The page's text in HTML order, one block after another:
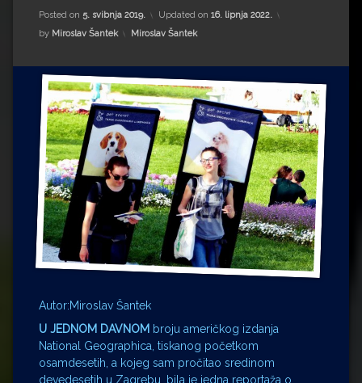
Drugi autori
Drugi autori
Matea Andrić
Ljiljana Lekanić-Kljaić
Željko Krznarić
Mario Lovreković
Miroslav Šantek
Posted on 5. svibnja 2019. Updated on 16. lipnja 2022.
by Miroslav Šantek Kategorije:
Miroslav Šantek
Autor:Miroslav Šantek
U JEDNOM DAVNOM broju američkog izdanja
National Geographica, tiskanog početkom
osamdesetih, a kojeg sam pročitao sredinom
devedesetih u Zagrebu, bila je jedna reportaža o